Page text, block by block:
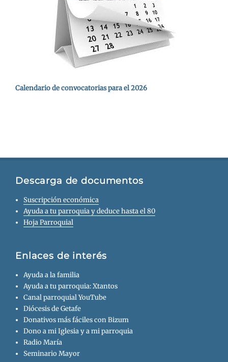
Calendario de convocatorias para el 2026
Descarga de documentos
Suscripción económica
Ayuda a tu parroquia y deduce hasta el 80
Hoja Parroquial
Enlaces de interés
Ayuda a la familia
Ayuda a tu parroquia: Xtantos
Canal parroquial YouTube
Diócesis de Getafe
Donativos más fáciles con Bizum
Dono a mi Iglesia y a mi parroquia
Radio María
Seminario Mayor